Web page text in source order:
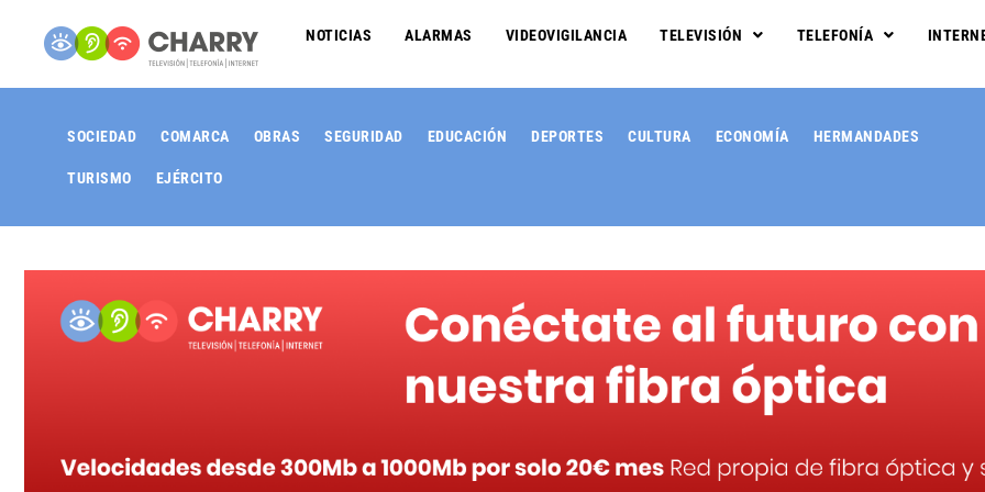
NOTICIAS ALARMAS VIDEOVIGILANCIA TELEVISIÓN TELEFONÍA
SOCIEDAD COMARCA OBRAS SEGURIDAD EDUCACIÓN DEPORTES CULTURA ECONOMÍA HERMANDADES
TURISMO EJÉRCITO